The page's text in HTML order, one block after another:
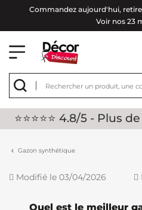
Commandez aujourd'hui,
Voir nos 23
⭐⭐⭐⭐⭐ 4.8/5 - Plus
Gazon synthétique
Modifié le 03/04/2026
Quel est le meilleur